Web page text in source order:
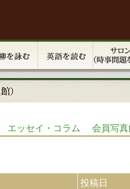
エッセイ・コラム 会員写
投稿日